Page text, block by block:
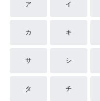
ア イ
カ キ
サ シ
タ チ